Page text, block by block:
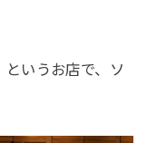
というお店で、ソ